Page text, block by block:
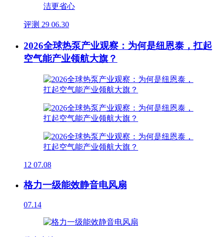
评测 29 06.30
2026全球热泵产业观察：为何是纽恩泰，扛起
空气能产业领航大旗？
12 07.08
格力一级能效静音电风扇
07.14